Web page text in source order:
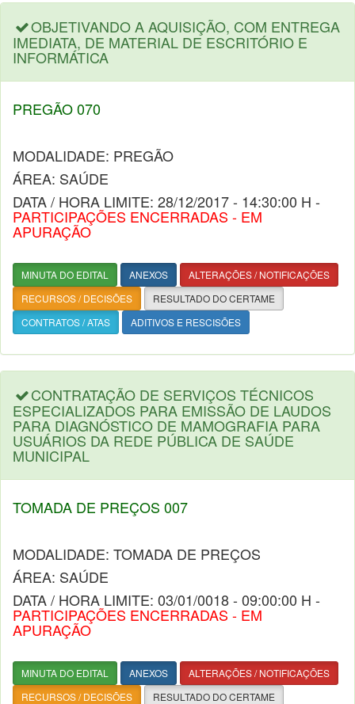
OBJETIVANDO A AQUISIÇÃO, COM ENTREGA
IMEDIATA, DE MATERIAL DE ESCRITÓRIO E
INFORMÁTICA
PREGÃO 070
MODALIDADE: PREGÃO
ÁREA: SAÚDE
DATA / HORA LIMITE: 28/12/2017 - 14:30:00 H -
PARTICIPAÇÕES ENCERRADAS - EM
APURAÇÃO
MINUTA DO EDITAL ANEXOS
ALTERAÇÕES / NOTIFICAÇÕES
RECURSOS / DECISÕES
RESULTADO DO CERTAME
CONTRATOS / ATAS
ADITIVOS E RESCISÕES
CONTRATAÇÃO DE SERVIÇOS TÉCNICOS
ESPECIALIZADOS PARA EMISSÃO DE LAUDOS
PARA DIAGNÓSTICO DE MAMOGRAFIA PARA
USUÁRIOS DA REDE PÚBLICA DE SAÚDE
MUNICIPAL
TOMADA DE PREÇOS 007
MODALIDADE: TOMADA DE PREÇOS
ÁREA: SAÚDE
DATA / HORA LIMITE: 03/01/0018 - 09:00:00 H -
PARTICIPAÇÕES ENCERRADAS - EM
APURAÇÃO
MINUTA DO EDITAL ANEXOS
ALTERAÇÕES / NOTIFICAÇÕES
RECURSOS / DECISÕES
RESULTADO DO CERTAME